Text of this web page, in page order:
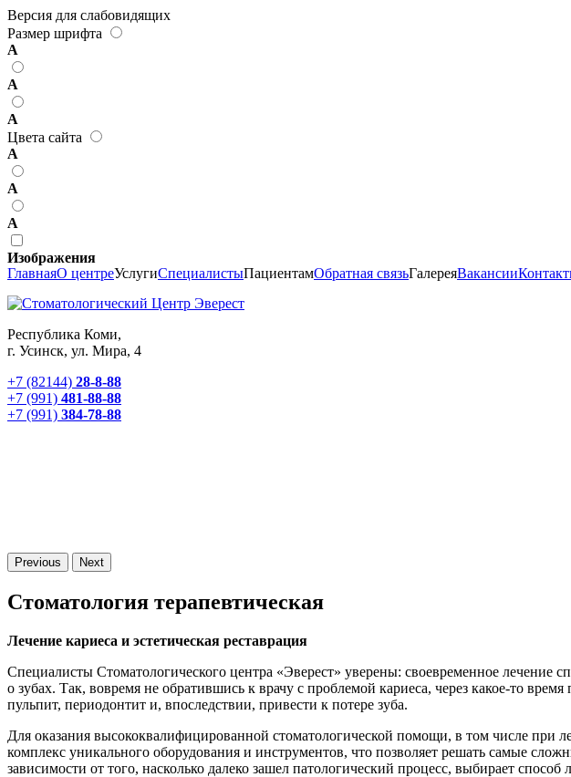
Версия для слабовидящих
Размер шрифта
А
А
А
Цвета сайта
А
А
А
Изображения
ГлавнаяО центреУслугиСпециалистыПациентамОбратная связьГалереяВакансии
Республика Коми,
г. Усинск, ул. Мира, 4
+7 (82144) 28-8-88
+7 (991) 481-88-88
+7 (991) 384-78-88
Previous Next
Стоматология терапевтическая
Лечение кариеса и эстетическая реставрация
Специалисты Стоматологического центра «Эверест» уверены: своевременное лечение
о зубах. Так, вовремя не обратившись к врачу с проблемой кариеса, через какое-то
пульпит, периодонтит и, впоследствии, привести к потере зуба.
Для оказания высококвалифицированной стоматологической помощи, в том числе
комплекс уникального оборудования и инструментов, что позволяет решать самые
зависимости от того, насколько далеко зашел патологический процесс, выбирает